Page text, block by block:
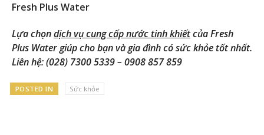
Fresh Plus Water
Lựa chọndịch vụ cung cấp nước tinh khiếtcủa Fresh
Plus Water giúp cho bạn và gia đình có sức khỏe tốt nhất.
Liên hệ: (028) 7300 5339 – 0908 857 859
POSTED IN Sức khỏe